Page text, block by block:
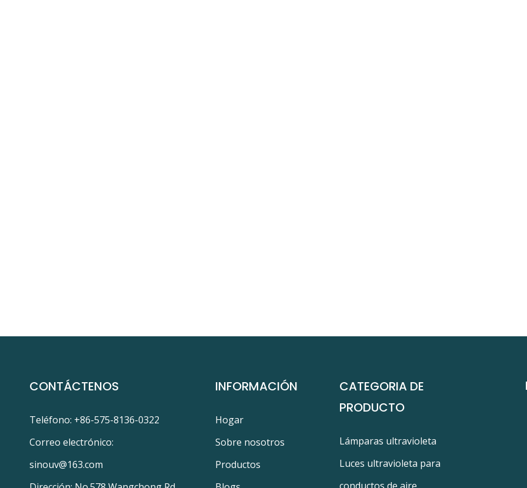
CONTÁCTENOS
Teléfono: +86-575-8136-0322
Correo electrónico:
sinouv@163.com
INFORMACIÓN
Hogar
Sobre nosotros
Productos
CATEGORIA DE
PRODUCTO
Lámparas ultravioleta
Luces ultravioleta para